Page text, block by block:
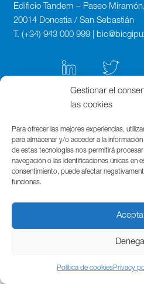
Gestionar el
las cookies
Para ofrecer las mejores experiencias,
para almacenar y/o acceder a la
de estas tecnologías nos permitirá
navegación o las identificaciones únicas en
consentimiento, puede afectar
funciones.
Política de cookiesPrivacy
Edificio Tandem – Paseo
20014 Donostia / San Sebastián
T. (+34) 943 000 999 |